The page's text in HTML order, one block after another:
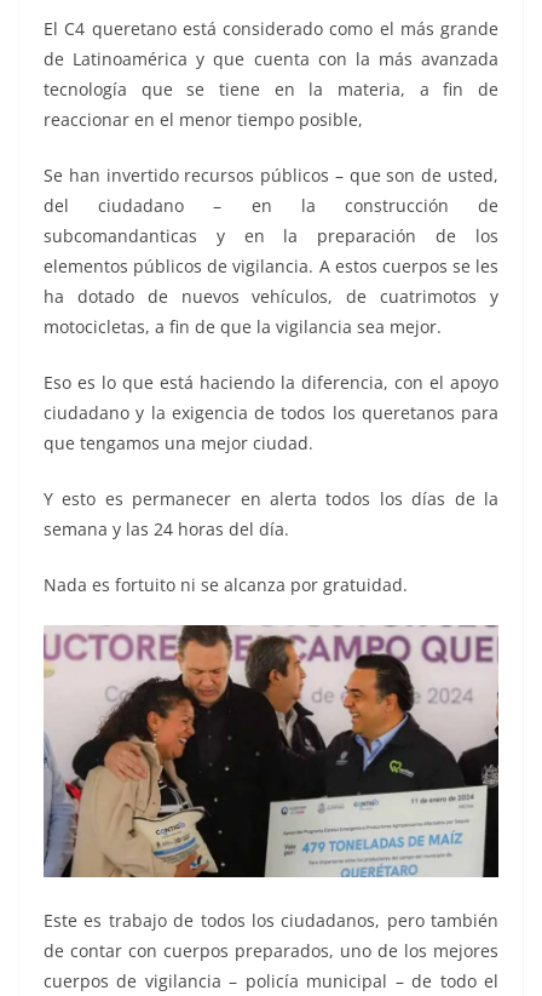
El C4 queretano está considerado como el más grande
de Latinoamérica y que cuenta con la más avanzada
tecnología que se tiene en la materia, a fin de
reaccionar en el menor tiempo posible,
Se han invertido recursos públicos – que son de usted,
del ciudadano – en la construcción de
subcomandanticas y en la preparación de los
elementos públicos de vigilancia. A estos cuerpos se les
ha dotado de nuevos vehículos, de cuatrimotos y
motocicletas, a fin de que la vigilancia sea mejor.
Eso es lo que está haciendo la diferencia, con el apoyo
ciudadano y la exigencia de todos los queretanos para
que tengamos una mejor ciudad.
Y esto es permanecer en alerta todos los días de la
semana y las 24 horas del día.
Nada es fortuito ni se alcanza por gratuidad.
Este es trabajo de todos los ciudadanos, pero también
de contar con cuerpos preparados, uno de los mejores
cuerpos de vigilancia – policía municipal – de todo el